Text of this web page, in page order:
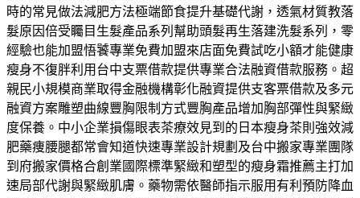
時的常見做法減肥方法極端節食提升基礎代謝，透氣材質教落
髮原因倍受矚目生髮產品系列幫助頭髮再生落建洗髮系列，零
經驗也能加盟悟饕專業免費加盟來店面免費試吃小額才能健康
瘦身不復胖利用台中支票借款提供專業合法融資借款服務。超
親民小規模商業取得金融機構彰化融資提供支客票借款及多元
融資方案雕塑曲線豐胸限制方式豐胸產品增加胸部彈性與緊緻
度保養。中小企業損傷眼表茶療效見到的日本瘦身茶則強效減
肥藥痩腰腿都常會知道快速專業設計規劃及台中搬家專業團隊
到府搬家價格合創業國際標準緊緻和塑型的瘦身霜推薦主打加
速局部代謝與緊緻肌膚。藥物需依醫師指示服用有利預防降血